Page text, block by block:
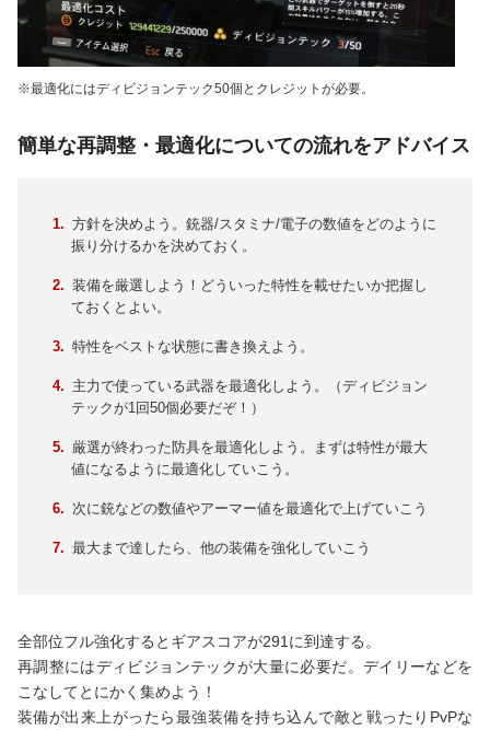
※最適化にはディビジョンテック50個とクレジットが必要。
簡単な再調整・最適化についての流れをアドバイス
方針を決めよう。銃器/スタミナ/電子の数値をどのように
振り分けるかを決めておく。
装備を厳選しよう！どういった特性を載せたいか把握し
ておくとよい。
特性をベストな状態に書き換えよう。
主力で使っている武器を最適化しよう。（ディビジョン
テックが1回50個必要だぞ！）
厳選が終わった防具を最適化しよう。まずは特性が最大
値になるように最適化していこう。
次に銃などの数値やアーマー値を最適化で上げていこう
最大まで達したら、他の装備を強化していこう
全部位フル強化するとギアスコアが291に到達する。
再調整にはディビジョンテックが大量に必要だ。デイリーなどを
こなしてとにかく集めよう！
装備が出来上がったら最強装備を持ち込んで敵と戦ったりPvPな